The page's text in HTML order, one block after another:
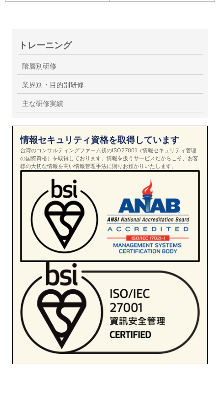
トレーニング
階層別研修
業界別・目的別研修
主な研修実績
情報セキュリティ資格を取得しています
台湾のコンサルティングファーム初のISO27001（情報セキュリティ管理
の国際資格）を取得しております。情報を扱うサービスだからこそ、お客
様の大切な情報を高い情報管理手法に則りお預かりいたします。